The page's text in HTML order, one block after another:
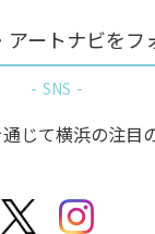
アートナビをフ
SNS
じて横浜の注目